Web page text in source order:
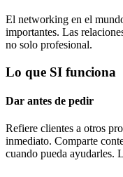
El networking en el
importantes. Las
no solo profesional.
Lo que SI funciona
Dar antes de pedir
Refiere clientes a otros
inmediato. Comparte
cuando pueda ayudarles.